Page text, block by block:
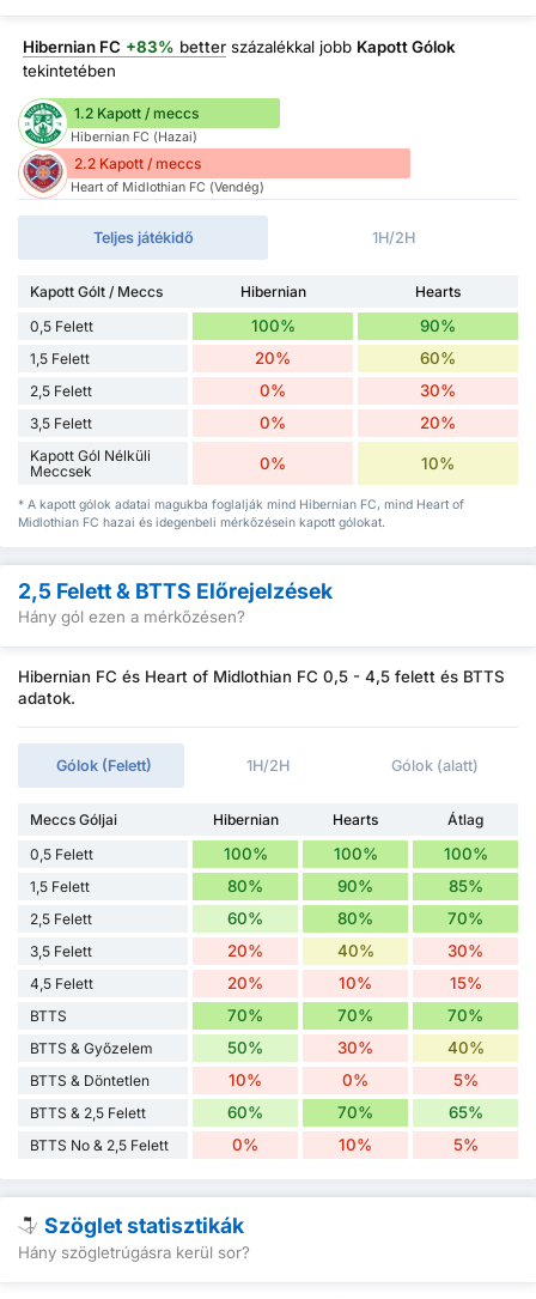
Hibernian FC +83% better százalékkal jobb Kapott Gólok
tekintetében
1.2 Kapott / meccs
Hibernian FC (Hazai)
2.2 Kapott / meccs
Heart of Midlothian FC (Vendég)
Teljes játékidő 1H/2H
Kapott Gólt / Meccs Hibernian
Hearts
0,5 Felett
100% 90%
1,5 Felett 20% 60%
2,5 Felett 0% 30%
3,5 Felett 0% 20%
Kapott Gól Nélküli
Meccsek
0% 10%
* A kapott gólok adatai magukba foglalják mind Hibernian FC, mind Heart of
Midlothian FC hazai és idegenbeli mérkőzésein kapott gólokat.
2,5 Felett & BTTS Előrejelzések
Hány gól ezen a mérkőzésen?
Hibernian FC és Heart of Midlothian FC 0,5 - 4,5 felett és BTTS
adatok.
Gólok (Felett) 1H/2H Gólok (alatt)
Meccs Góljai Hibernian Hearts
Átlag
0,5 Felett
100% 100% 100%
1,5 Felett 80% 90% 85%
2,5 Felett 60% 80% 70%
3,5 Felett 20% 40% 30%
4,5 Felett 20% 10% 15%
BTTS 70% 70% 70%
BTTS & Győzelem 50% 30% 40%
BTTS & Döntetlen 10% 0% 5%
BTTS & 2,5 Felett 60% 70% 65%
BTTS No & 2,5 Felett 0% 10% 5%
Szöglet statisztikák
Hány szögletrúgásra kerül sor?